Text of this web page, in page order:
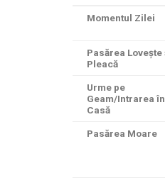
Momentul Zilei
Pasărea Lovește
Pleacă
Urme pe
Geam/Intrarea în
Casă
Pasărea Moare